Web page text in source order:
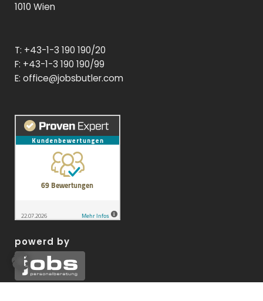
1010 Wien
T: +43-1-3 190 190/20
F: +43-1-3 190 190/99
E: office@jobsbutler.com
powerd by